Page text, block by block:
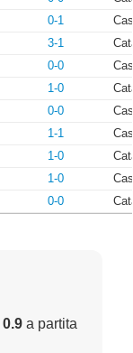
0-1
3-1
0-0
1-0
0-0
1-1
1-0
1-0
0-0
0.9 a partita